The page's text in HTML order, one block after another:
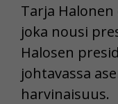
Tarja
joka nousi
Halosen
johtavassa
harvinaisuus.